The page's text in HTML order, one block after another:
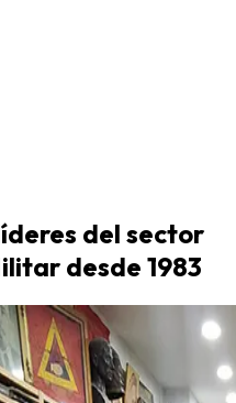
del sector
desde 1983